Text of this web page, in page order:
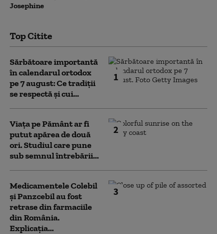
Josephine
Top Citite
1
Sărbătoare importantă
în calendarul ortodox
pe 7 august: Ce tradiții
se respectă și cui...
2
Viața pe Pământ ar fi
putut apărea de două
ori. Studiul care pune
sub semnul întrebării...
3
Medicamentele Colebil
și Panzcebil au fost
retrase din farmaciile
din România.
Explicația...